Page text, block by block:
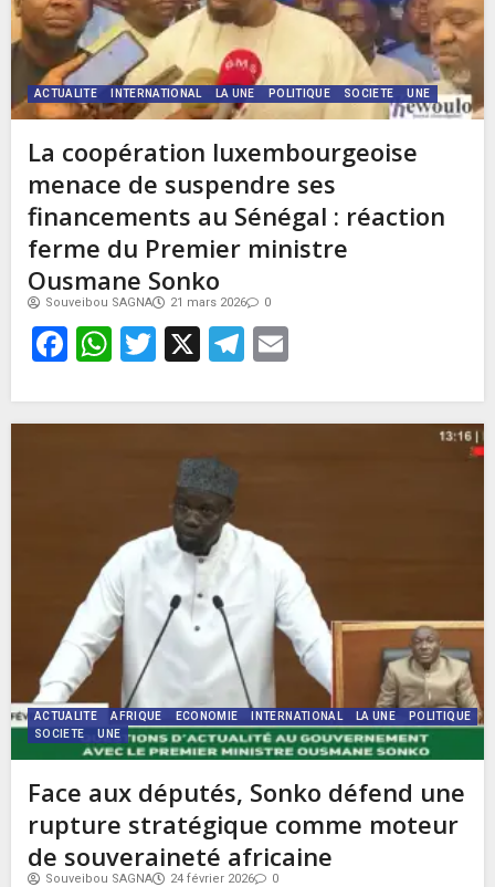
ACTUALITE INTERNATIONAL LA UNE POLITIQUE SOCIETE UNE
La coopération luxembourgeoise
menace de suspendre ses
financements au Sénégal : réaction
ferme du Premier ministre
Ousmane Sonko
Souveibou SAGNA 21 mars 2026 0
Facebook
WhatsApp
Twitter
X Telegram
ACTUALITE AFRIQUE ECONOMIE INTERNATIONAL LA UNE
POLITIQUE
SOCIETE
UNE
Face aux députés, Sonko défend une
rupture stratégique comme moteur
de souveraineté africaine
Souveibou SAGNA 24 février 2026 0